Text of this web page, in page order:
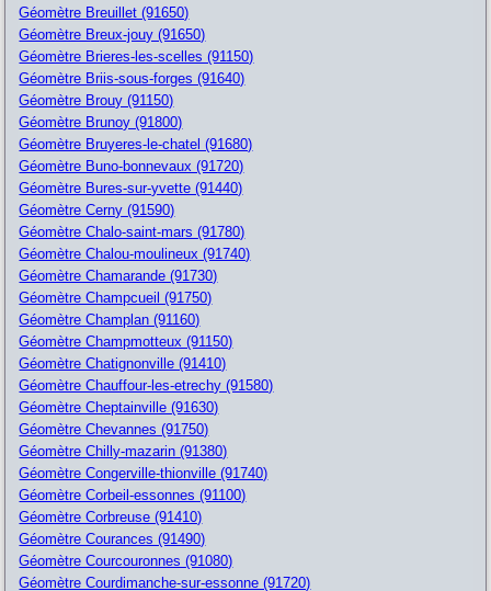
Géomètre Breuillet (91650)
Géomètre Breux-jouy (91650)
Géomètre Brieres-les-scelles (91150)
Géomètre Briis-sous-forges (91640)
Géomètre Brouy (91150)
Géomètre Brunoy (91800)
Géomètre Bruyeres-le-chatel (91680)
Géomètre Buno-bonnevaux (91720)
Géomètre Bures-sur-yvette (91440)
Géomètre Cerny (91590)
Géomètre Chalo-saint-mars (91780)
Géomètre Chalou-moulineux (91740)
Géomètre Chamarande (91730)
Géomètre Champcueil (91750)
Géomètre Champlan (91160)
Géomètre Champmotteux (91150)
Géomètre Chatignonville (91410)
Géomètre Chauffour-les-etrechy (91580)
Géomètre Cheptainville (91630)
Géomètre Chevannes (91750)
Géomètre Chilly-mazarin (91380)
Géomètre Congerville-thionville (91740)
Géomètre Corbeil-essonnes (91100)
Géomètre Corbreuse (91410)
Géomètre Courances (91490)
Géomètre Courcouronnes (91080)
Géomètre Courdimanche-sur-essonne (91720)